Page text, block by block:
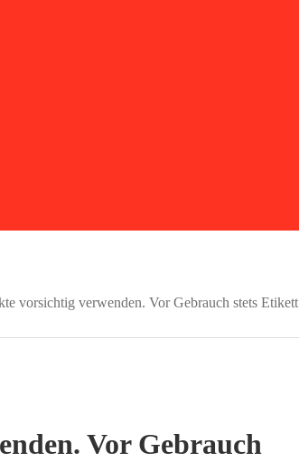
vorsichtig verwenden. Vor Gebrauch stets Etikett
Vor Gebrauch